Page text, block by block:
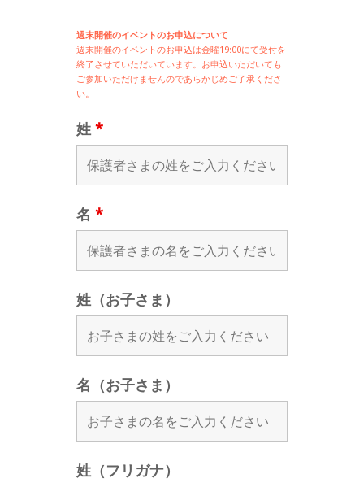
週末開催のイベントのお申込について
週末開催のイベントのお申込は金曜19:00にて受付を
終了させていただいています。お申込いただいても
ご参加いただけませんのであらかじめご了承くださ
い。
姓 *
名 *
姓（お子さま）
名（お子さま）
姓（フリガナ）